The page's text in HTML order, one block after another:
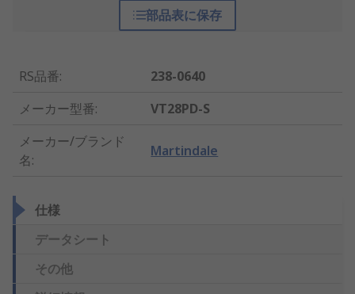
部品表に保存
RS品番:
238-0640
メーカー型番:
VT28PD-S
メーカー/ブランド
名:
Martindale
仕様
データシート
その他